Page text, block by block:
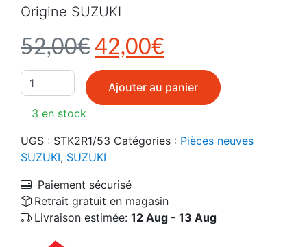
52,00€Le prix initial était :
42,00€
Origine SUZUKI
3 en stock
quantité de Plaquettes de frein SUZUKI 59302-33880
Ajouter au panier
UGS : STK2R1/53 Catégories : Pièces neuves
SUZUKI, SUZUKI
Paiement sécurisé
Retrait gratuit en magasin
Livraison estimée: 12 Aug - 13 Aug